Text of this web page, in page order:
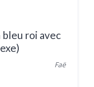
roi avec
Faë